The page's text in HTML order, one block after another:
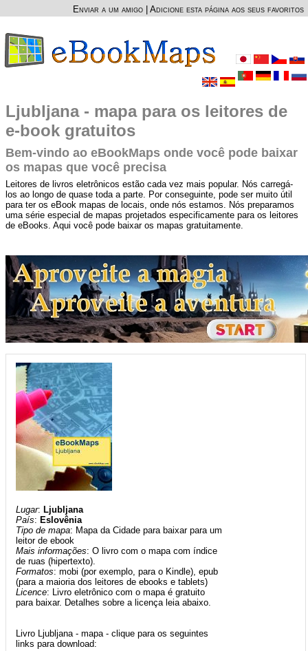
Enviar a um amigo Adicione esta página aos seus favoritos
Ljubljana - mapa para os leitores de
e-book gratuitos
Bem-vindo ao eBookMaps onde você pode baixar
os mapas que você precisa
Leitores de livros eletrônicos estão cada vez mais popular. Nós carregá-
los ao longo de quase toda a parte. Por conseguinte, pode ser muito útil
para ter os eBook mapas de locais, onde nós estamos. Nós preparamos
uma série especial de mapas projetados especificamente para os leitores
de eBooks. Aqui você pode baixar os mapas gratuitamente.
Lugar: Ljubljana
País: Eslovênia
Tipo de mapa: Mapa da Cidade para baixar para um
leitor de ebook
Mais informações: O livro com o mapa com índice
de ruas (hipertexto).
Formatos: mobi (por exemplo, para o Kindle), epub
(para a maioria dos leitores de ebooks e tablets)
Licence: Livro eletrônico com o mapa é gratuito
para baixar. Detalhes sobre a licença leia abaixo.
Livro Ljubljana - mapa - clique para os seguintes
links para download: